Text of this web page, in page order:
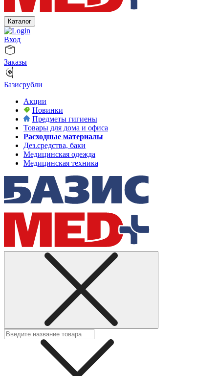
Каталог
Вход
Заказы
Базисрубли
Акции
Новинки
Предметы гигиены
Товары для дома и офиса
Расходные материалы
Дез.средства, баки
Медицинская одежда
Медицинская техника